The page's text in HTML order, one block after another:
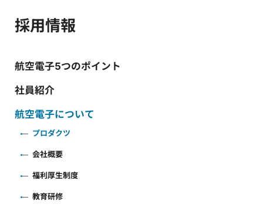
採用情報
航空電子5つのポイント
社員紹介
航空電子について
プロダクツ
会社概要
福利厚生制度
教育研修